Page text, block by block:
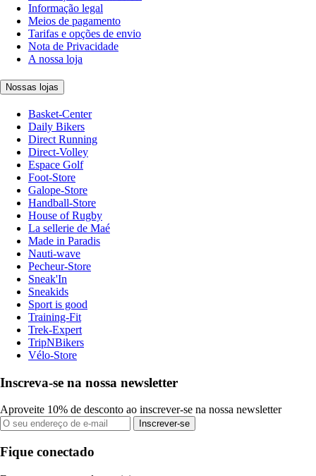
Informação legal
Meios de pagamento
Tarifas e opções de envio
Nota de Privacidade
A nossa loja
Nossas lojas
Basket-Center
Daily Bikers
Direct Running
Direct-Volley
Espace Golf
Foot-Store
Galope-Store
Handball-Store
House of Rugby
La sellerie de Maé
Made in Paradis
Nauti-wave
Pecheur-Store
Sneak'In
Sneakids
Sport is good
Training-Fit
Trek-Expert
TripNBikers
Vélo-Store
Inscreva-se na nossa newsletter
Aproveite 10% de desconto ao inscrever-se na nossa newsletter
Inscrever-se
Fique conectado